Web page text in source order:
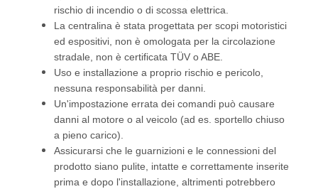
rischio di incendio o di scossa elettrica.
La centralina è stata progettata per scopi motoristici
ed espositivi, non è omologata per la circolazione
stradale, non è certificata TÜV o ABE.
Uso e installazione a proprio rischio e pericolo,
nessuna responsabilità per danni.
Un'impostazione errata dei comandi può causare
danni al motore o al veicolo (ad es. sportello chiuso
a pieno carico).
Assicurarsi che le guarnizioni e le connessioni del
prodotto siano pulite, intatte e correttamente inserite
prima e dopo l'installazione, altrimenti potrebbero